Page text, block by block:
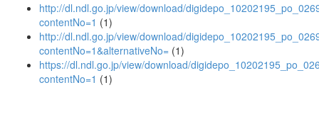
http://dl.ndl.go.jp/view/download/
contentNo=1 (1)
http://dl.ndl.go.jp/view/download/
contentNo=1&alternativeNo= (1)
https://dl.ndl.go.jp/view/download/
contentNo=1 (1)